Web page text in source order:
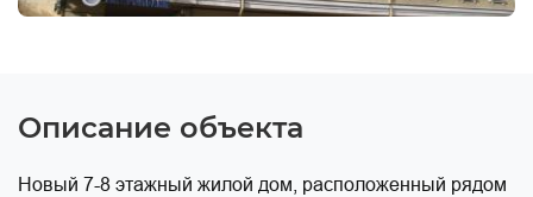
Описание объекта
Новый 7-8 этажный жилой дом, расположенный рядом